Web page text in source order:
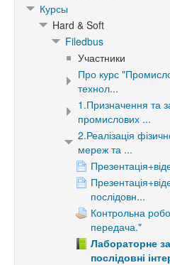
Курсы
Hard & Soft
Filedbus
Участники
Про курс
технол...
1.Призначення та
промислових ...
2.Реалізація
мереж та ...
послідовн...
Контрольна
передача."
Лабораторне
послідовні